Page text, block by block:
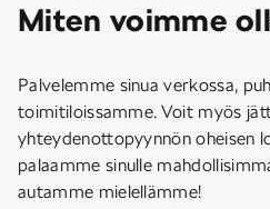
Miten voimme
Palvelemme sinua verkossa,
toimitiloissamme. Voit myös
yhteydenottopyynnön oheisen
palaamme sinulle
autamme mielellämme!